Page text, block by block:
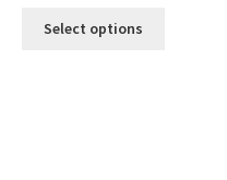
Select options